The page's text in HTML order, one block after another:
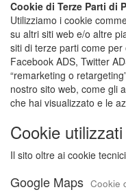
Cookie di Terze Parti di
Utilizziamo i cookie
su altri siti web e/o altre
siti di terze parti come per
Facebook ADS, Twitter
“remarketing o
nostro sito web, come gli
che hai visualizzato e le
Cookie
Il sito oltre ai cookie
Google Maps Cookie